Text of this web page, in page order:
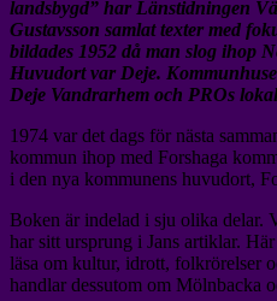
landsbygd” har Länstidningen
Gustavsson samlat texter med
bildades 1952 då man slog ihop
Huvudort var Deje.
Deje Vandrarhem och PROs
1974 var det dags för nästa
kommun ihop med Forshaga
i den nya kommunens huvudort,
Boken är indelad i sju olika delar.
har sitt ursprung i Jans artiklar.
läsa om kultur, idrott, folkrörelser
handlar dessutom om Mölnbacka